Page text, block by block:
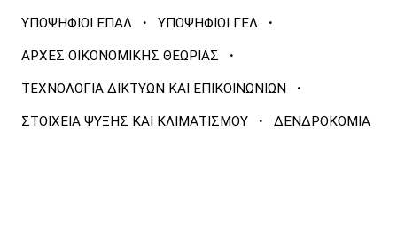
ΥΠΟΨΗΦΙΟΙ ΕΠΑΛ · ΥΠΟΨΗΦΙΟΙ ΓΕΛ ·
ΑΡΧΕΣ ΟΙΚΟΝΟΜΙΚΗΣ ΘΕΩΡΙΑΣ ·
ΤΕΧΝΟΛΟΓΙΑ ΔΙΚΤΥΩΝ ΚΑΙ ΕΠΙΚΟΙΝΩΝΙΩΝ ·
ΣΤΟΙΧΕΙΑ ΨΥΞΗΣ ΚΑΙ ΚΛΙΜΑΤΙΣΜΟΥ · ΔΕΝΔΡΟΚΟΜΙΑ